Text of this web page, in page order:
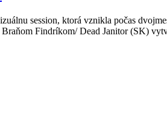
session, ktorá vznikla počas
Findríkom/ Dead Janitor (SK)